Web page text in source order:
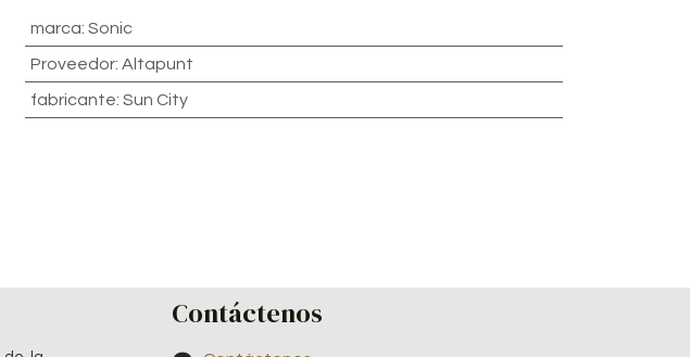
marca: Sonic
Proveedor: Altapunt
fabricante: Sun City
Contáctenos